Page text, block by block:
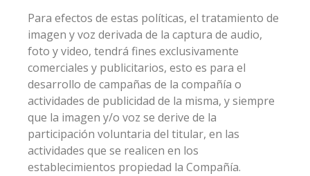
Para efectos de estas políticas, el tratamiento de
imagen y voz derivada de la captura de audio,
foto y video, tendrá fines exclusivamente
comerciales y publicitarios, esto es para el
desarrollo de campañas de la compañía o
actividades de publicidad de la misma, y siempre
que la imagen y/o voz se derive de la
participación voluntaria del titular, en las
actividades que se realicen en los
establecimientos propiedad la Compañía.